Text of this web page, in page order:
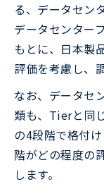
る、データセン
データセンター
もとに、日本製
評価を考慮し、
なお、データセ
類も、Tierと同
の4段階で格付
階がどの程度の
します。